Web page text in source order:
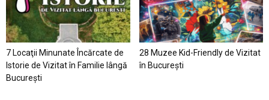
7 Locaţii Minunate Încărcate de
Istorie de Vizitat în Familie lângă
București
28 Muzee Kid-Friendly de Vizitat
în București